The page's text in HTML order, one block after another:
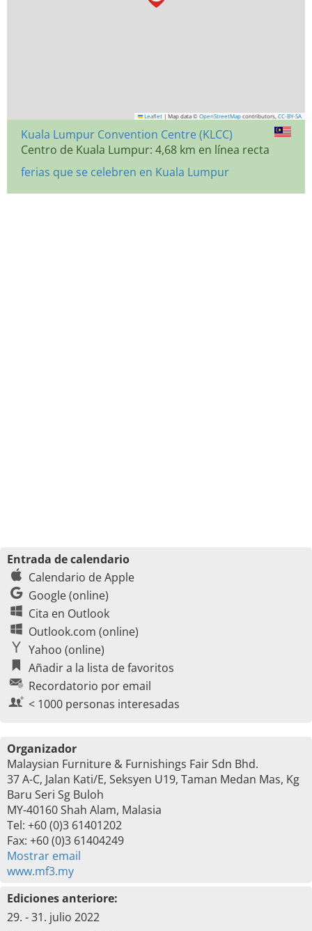
Leaflet | Map data © OpenStreetMap contributors, CC-BY-SA
Kuala Lumpur Convention Centre (KLCC)
Centro de Kuala Lumpur: 4,68 km en línea recta
ferias que se celebren en Kuala Lumpur
Entrada de calendario
Calendario de Apple
Google (online)
Cita en Outlook
Outlook.com (online)
Yahoo (online)
Añadir a la lista de favoritos
Recordatorio por email
< 1000 personas interesadas
Organizador
Malaysian Furniture & Furnishings Fair Sdn Bhd.
37 A-C, Jalan Kati/E, Seksyen U19, Taman Medan Mas, Kg
Baru Seri Sg Buloh
MY-40160 Shah Alam, Malasia
Tel: +60 (0)3 61401202
Fax: +60 (0)3 61404249
Mostrar email
www.mf3.my
Ediciones anteriore:
29. - 31. julio 2022